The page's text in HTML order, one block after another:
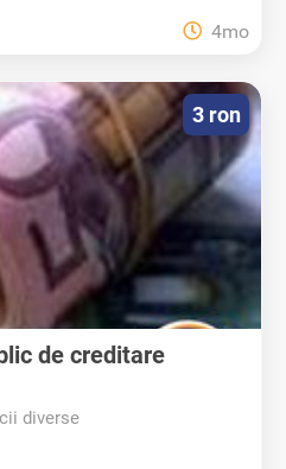
4mo
de creditare
diverse
3 ron